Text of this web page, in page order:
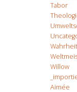
Tabor
Wahrheit
Willow
Aimée